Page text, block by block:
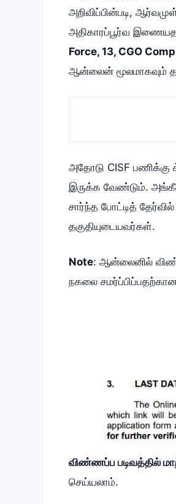
அறிவிப்பின்படி,
அதிகாரப்பூர்வ
Force, 13, CGO
ஆன்லைன் மூலமாகவும்
அதோடு CISF
இருக்க வேண்டும்.
சார்ந்த போட்டித்
தகுதியுடையவர்கள்.
Note: ஆன்லைனில்
நகலை
விண்ணப்ப படிவத்தில்
செய்யலாம்.